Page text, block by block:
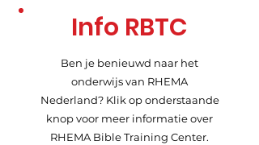
Info RBTC
Ben je benieuwd naar het
onderwijs van RHEMA
Nederland? Klik op onderstaande
knop voor meer informatie over
RHEMA Bible Training Center.